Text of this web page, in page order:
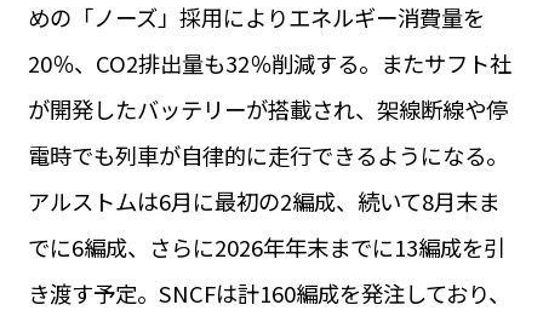
めの「ノーズ」採用によりエネルギー消費量を
20％、CO2排出量も32％削減する。またサフト社
が開発したバッテリーが搭載され、架線断線や停
電時でも列車が自律的に走行できるようになる。
アルストムは6月に最初の2編成、続いて8月末ま
でに6編成、さらに2026年年末までに13編成を引
き渡す予定。SNCFは計160編成を発注しており、